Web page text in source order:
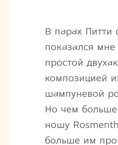
В парах Питти
показался мне
простой
композицией
шампуневой
Но чем больше
ношу
больше им